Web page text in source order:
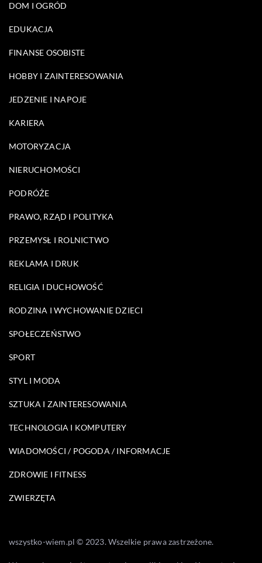
DOM I OGRÓD
EDUKACJA
FINANSE OSOBISTE
HOBBY I ZAINTERESOWANIA
JEDZENIE I NAPOJE
KARIERA
MOTORYZACJA
NIERUCHOMOŚCI
PODRÓŻE
PRAWO, RZĄD I POLITYKA
PRZEMYSŁ I ROLNICTWO
REKLAMA I DRUK
RELIGIA I DUCHOWOŚĆ
RODZINA I WYCHOWANIE DZIECI
SPOŁECZEŃSTWO
SPORT
STYL I MODA
SZTUKA I ZAINTERESOWANIA
TECHNOLOGIA I KOMPUTERY
WIADOMOŚCI / POGODA / INFORMACJE
ZDROWIE I FITNESS
ZWIERZĘTA
wszystko-wiem.pl © 2023. Wszelkie prawa zastrzeżone.